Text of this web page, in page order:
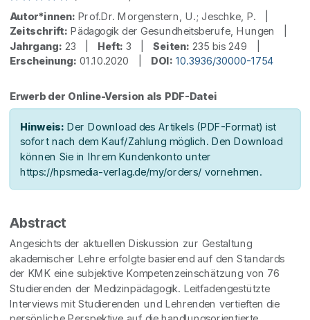
Autor*innen: Prof.Dr. Morgenstern, U.; Jeschke, P. |
Zeitschrift: Pädagogik der Gesundheitsberufe, Hungen |
Jahrgang: 23 | Heft: 3 |Seiten: 235 bis 249 |
Erscheinung: 01.10.2020 | DOI: 10.3936/30000-1754
Erwerb der Online-Version als PDF-Datei
Hinweis: Der Download des Artikels (PDF-Format) ist
sofort nach dem Kauf/Zahlung möglich. Den Download
können Sie in Ihrem Kundenkonto unter
https://hpsmedia-verlag.de/my/orders/ vornehmen.
Abstract
Angesichts der aktuellen Diskussion zur Gestaltung
akademischer Lehre erfolgte basierend auf den Standards
der KMK eine subjektive Kompetenzeinschätzung von 76
Studierenden der Medizinpädagogik. Leitfadengestützte
Interviews mit Studierenden und Lehrenden vertieften die